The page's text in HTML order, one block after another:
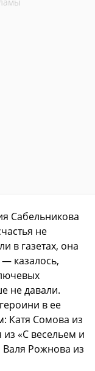
Сабельникова
не
в газетах, она
казалось,
не давали.
в ее
Катя Сомова из
«С весельем и
Валя Рожнова из